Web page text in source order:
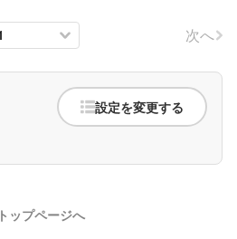
次へ
設定を変更する
トップページへ